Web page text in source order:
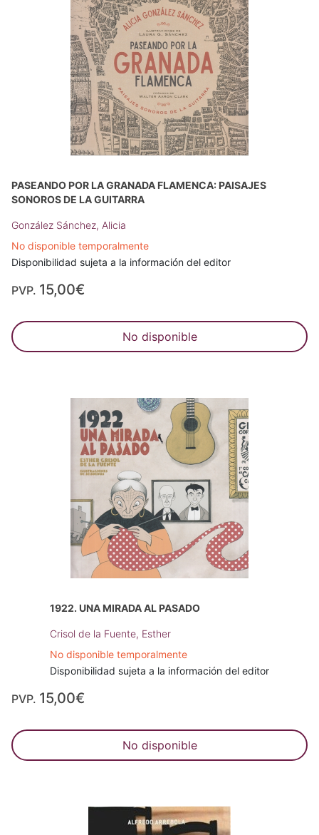
PASEANDO POR LA GRANADA FLAMENCA: PAISAJES
SONOROS DE LA GUITARRA
González Sánchez, Alicia
No disponible temporalmente
Disponibilidad sujeta a la información del editor
PVP. 15,00€
No disponible
1922. UNA MIRADA AL PASADO
Crisol de la Fuente, Esther
No disponible temporalmente
Disponibilidad sujeta a la información del editor
PVP. 15,00€
No disponible